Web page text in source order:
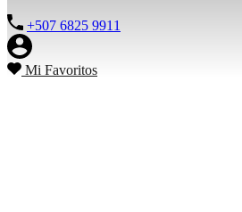
+507 6825 9911
Mi Favoritos